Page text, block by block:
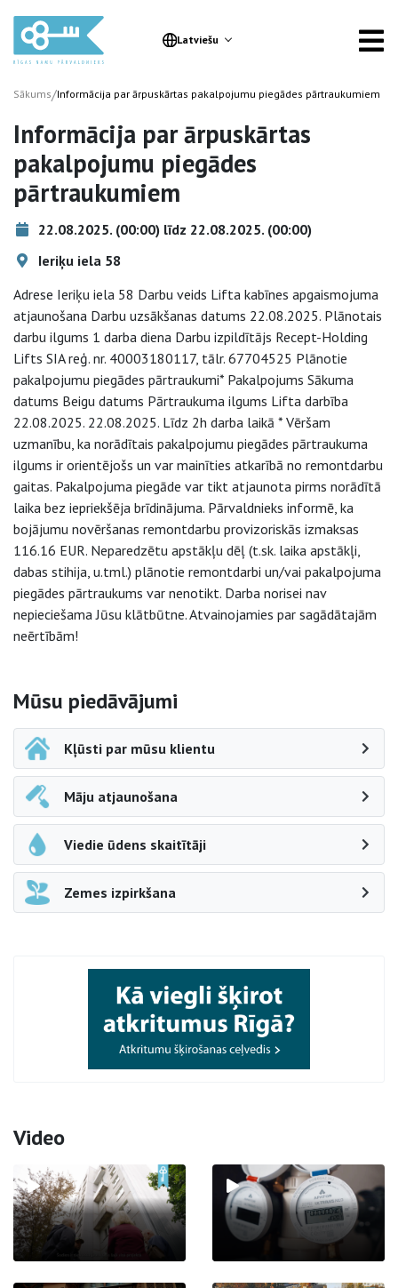
Latviešu
Sākums/Informācija par ārpuskārtas pakalpojumu piegādes pārtraukumiem
Informācija par ārpuskārtas
pakalpojumu piegādes
pārtraukumiem
22.08.2025. (00:00) līdz 22.08.2025. (00:00)
Ieriķu iela 58
Adrese Ieriķu iela 58 Darbu veids Lifta kabīnes apgaismojuma
atjaunošana Darbu uzsākšanas datums 22.08.2025. Plānotais
darbu ilgums 1 darba diena Darbu izpildītājs Recept-Holding
Lifts SIA reģ. nr. 40003180117, tālr. 67704525 Plānotie
pakalpojumu piegādes pārtraukumi* Pakalpojums Sākuma
datums Beigu datums Pārtraukuma ilgums Lifta darbība
22.08.2025. 22.08.2025. Līdz 2h darba laikā * Vēršam
uzmanību, ka norādītais pakalpojumu piegādes pārtraukuma
ilgums ir orientējošs un var mainīties atkarībā no remontdarbu
gaitas. Pakalpojuma piegāde var tikt atjaunota pirms norādītā
laika bez iepriekšēja brīdinājuma. Pārvaldnieks informē, ka
bojājumu novēršanas remontdarbu provizoriskās izmaksas
116.16 EUR. Neparedzētu apstākļu dēļ (t.sk. laika apstākļi,
dabas stihija, u.tml.) plānotie remontdarbi un/vai pakalpojuma
piegādes pārtraukums var nenotikt. Darba norisei nav
nepieciešama Jūsu klātbūtne. Atvainojamies par sagādātajām
neērtībām!
Sāna navigācija
Mūsu piedāvājumi
Kļūsti par mūsu klientu
Māju atjaunošana
Viedie ūdens skaitītāji
Zemes izpirkšana
Video